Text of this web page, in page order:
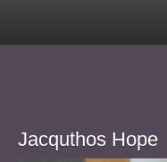
Jacquthos Hope